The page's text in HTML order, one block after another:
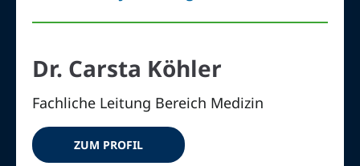
Dr. Carsta Köhler
Fachliche Leitung Bereich Medizin
ZUM PROFIL